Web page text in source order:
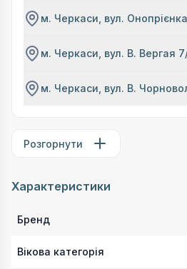
м. Черкаси, вул.
м. Черкаси, вул. В. Вергая
м. Черкаси, вул. В.
Розгорнути
Характеристики
Бренд
Вікова категорія